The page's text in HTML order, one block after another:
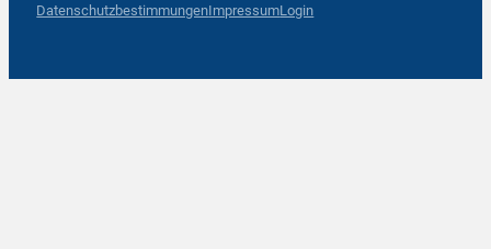
DatenschutzbestimmungenImpressumLogin